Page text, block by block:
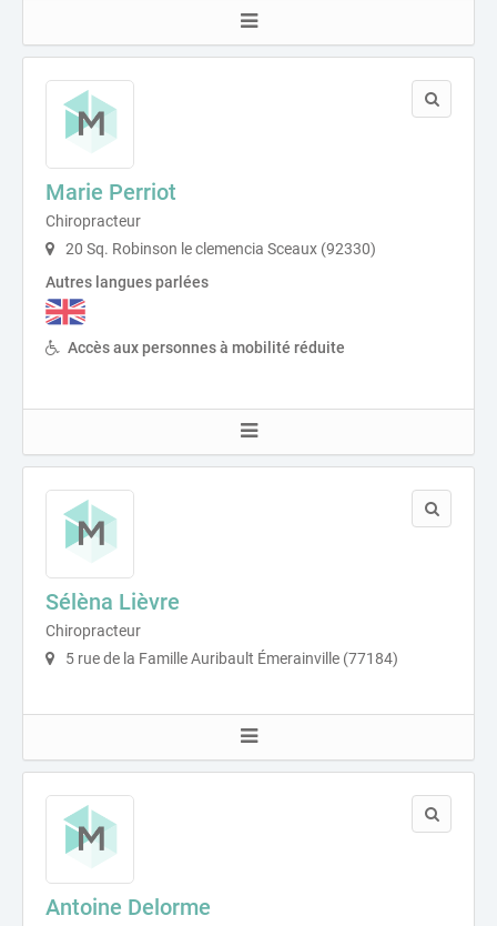
Marie Perriot
Chiropracteur
20 Sq. Robinson le clemencia Sceaux (92330)
Autres langues parlées
Accès aux personnes à mobilité réduite
Sélèna Lièvre
Chiropracteur
5 rue de la Famille Auribault Émerainville (77184)
Antoine Delorme